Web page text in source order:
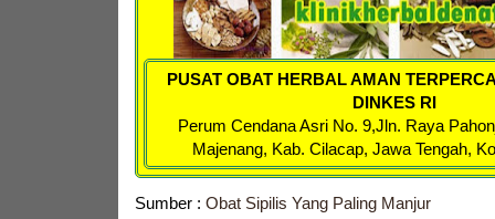
PUSAT OBAT HERBAL AMAN
DINKES RI
Perum Cendana Asri No. 9,Jln. Raya
Majenang, Kab. Cilacap, Jawa Tengah,
Sumber : Obat Sipilis Yang Paling Manjur